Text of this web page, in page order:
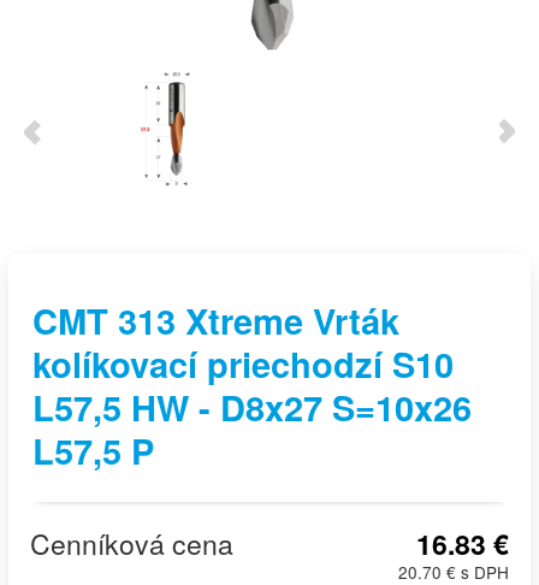
CMT 313 Xtreme Vrták
kolíkovací priechodzí S10
L57,5 HW - D8x27 S=10x26
L57,5 P
Cenníková cena 16.83 €
20.70 € s DPH